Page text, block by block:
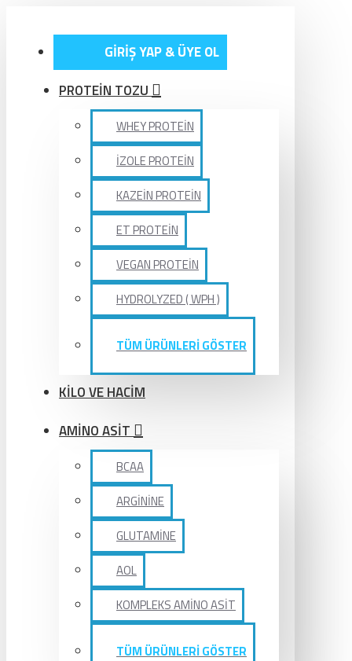
GİRİŞ YAP & ÜYE OL
PROTEİN TOZU
WHEY PROTEİN
İZOLE PROTEİN
KAZEİN PROTEİN
ET PROTEİN
VEGAN PROTEİN
HYDROLYZED ( WPH )
TÜM ÜRÜNLERİ GÖSTER
KİLO VE HACİM
AMİNO ASİT
BCAA
ARGİNİNE
GLUTAMİNE
AOL
KOMPLEKS AMİNO ASİT
TÜM ÜRÜNLERİ GÖSTER